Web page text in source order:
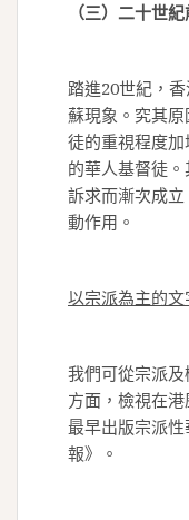
（三）二十世
踏進20世紀，
蘇現象。究其
徒的重視程度
的華人基督徒
訴求而漸次成
動作用。
以宗派為主的文
我們可從宗派
方面，檢視在
最早出版宗派
報》。